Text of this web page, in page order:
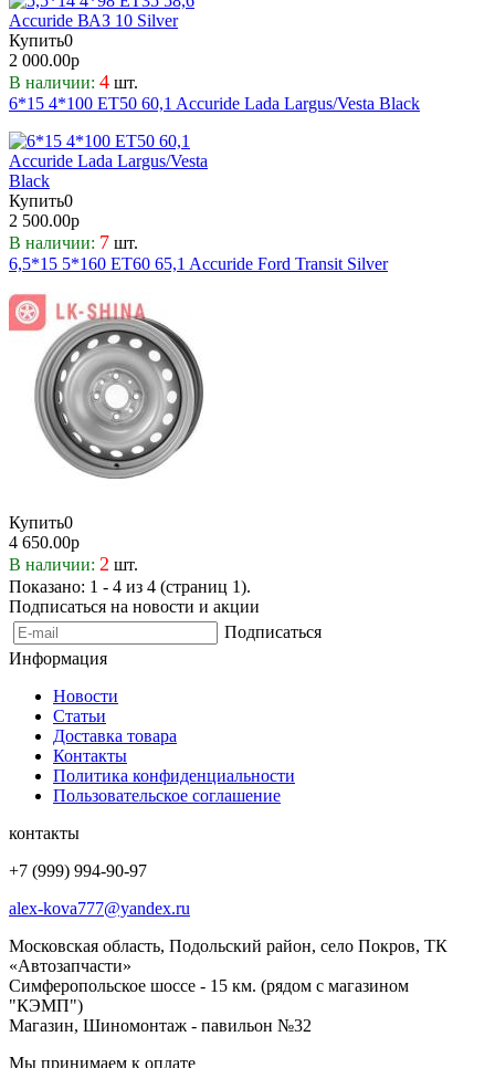
Купить0
2 000.00р
В наличии: 4 шт.
6*15 4*100 ET50 60,1 Accuride Lada Largus/Vesta Black
Купить0
2 500.00р
В наличии: 7 шт.
6,5*15 5*160 ET60 65,1 Accuride Ford Transit Silver
Купить0
4 650.00р
В наличии: 2 шт.
Показано: 1 - 4 из 4 (страниц 1).
Подписаться на новости и акции
Подписаться
Информация
Новости
Статьи
Доставка товара
Контакты
Политика конфиденциальности
Пользовательское соглашение
контакты
+7 (999) 994-90-97
alex-kova777@yandex.ru
Московская область, Подольский район, село Покров, ТК
«Автозапчасти»
Симферопольское шоссе - 15 км. (рядом с магазином
"КЭМП")
Магазин, Шиномонтаж - павильон №32
Мы принимаем к оплате